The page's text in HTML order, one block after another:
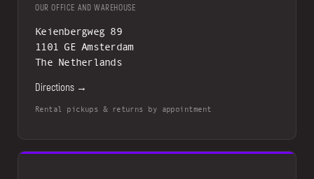
OUR OFFICE AND WAREHOUSE
Keienbergweg 89
1101 GE Amsterdam
The Netherlands
Directions →
Rental pickups & returns by appointment